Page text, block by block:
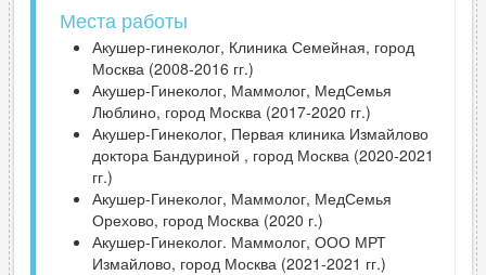
Места работы
Акушер-гинеколог, Клиника Семейная, город
Москва (2008-2016 гг.)
Акушер-Гинеколог, Маммолог, МедСемья
Люблино, город Москва (2017-2020 гг.)
Акушер-Гинеколог, Первая клиника Измайлово
доктора Бандуриной , город Москва (2020-2021
гг.)
Акушер-Гинеколог, Маммолог, МедСемья
Орехово, город Москва (2020 г.)
Акушер-Гинеколог. Маммолог, ООО МРТ
Измайлово, город Москва (2021-2021 гг.)